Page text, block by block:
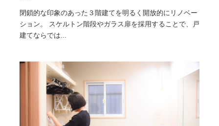
閉鎖的な印象のあった３階建てを明るく開放的にリノベー
ション。 スケルトン階段やガラス扉を採用することで、戸
建てならでは...